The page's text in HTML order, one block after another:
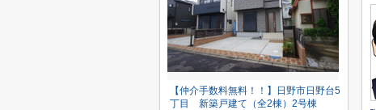
【仲介手数料無料！！】日野市日野台5
丁目 新築戸建て（全2棟）2号棟